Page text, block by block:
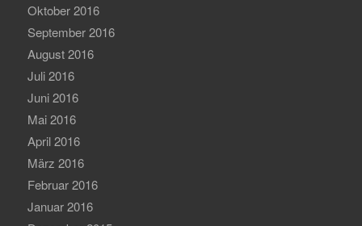
Oktober 2016
September 2016
August 2016
Juli 2016
Juni 2016
Mai 2016
April 2016
März 2016
Februar 2016
Januar 2016